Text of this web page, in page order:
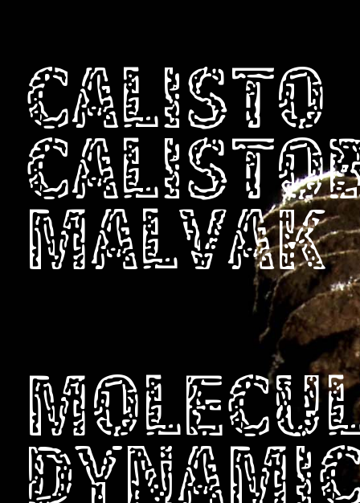
CALISTO
MALVAK